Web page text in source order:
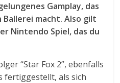
Gamplay, das
macht. Also gilt
Nintendo Spiel, das du
“Star Fox 2”, ebenfalls
fertiggestellt, als sich